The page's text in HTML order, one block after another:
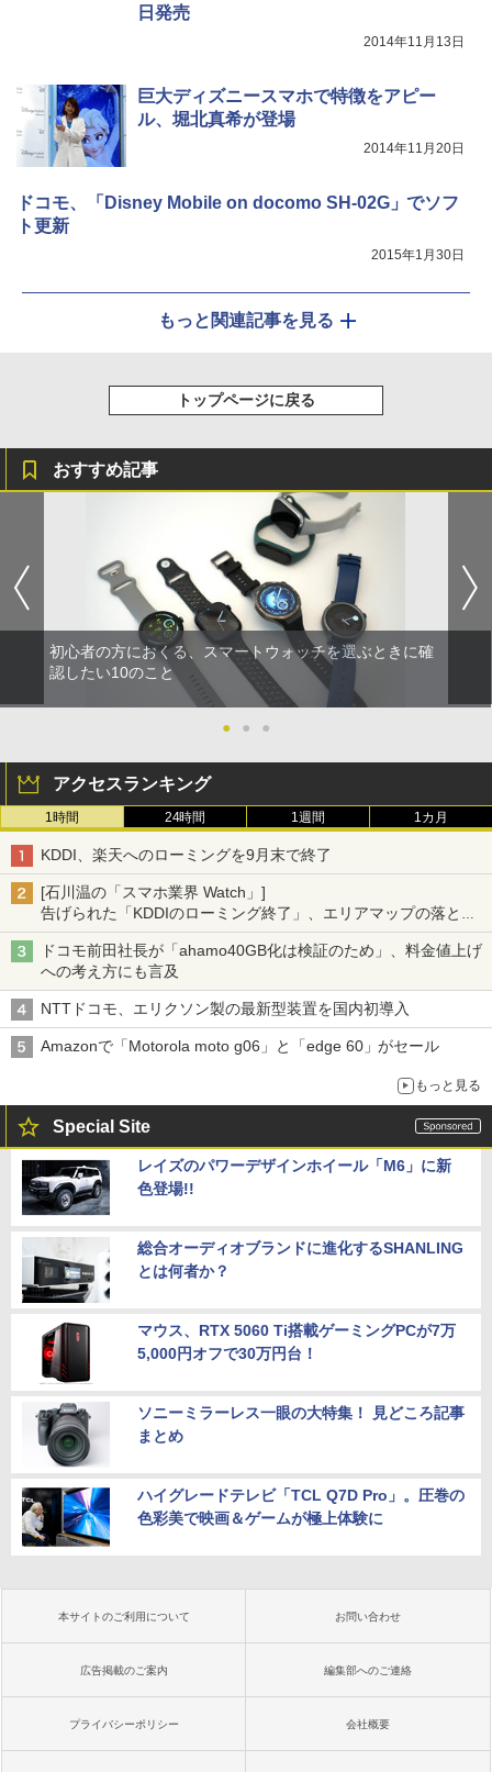
日発売
2014年11月13日
巨大ディズニースマホで特徴をアピー
ル、堀北真希が登場
2014年11月20日
ドコモ、「Disney Mobile on docomo SH-02G」でソフ
ト更新
2015年1月30日
もっと関連記事を見る
トップページに戻る
おすすめ記事
初心者の方におくる、スマートウォッチを選ぶときに確
認したい10のこと
● ● ●
アクセスランキング
1時間 24時間 1週間 1カ月
KDDI、楽天へのローミングを9月末で終了
[石川温の「スマホ業界 Watch」]
告げられた「KDDIのローミング終了」、エリアマップの落とし
穴と楽天モバイルの課題
ドコモ前田社長が「ahamo40GB化は検証のため」、料金値上げ
への考え方にも言及
NTTドコモ、エリクソン製の最新型装置を国内初導入
Amazonで「Motorola moto g06」と「edge 60」がセール
もっと見る
Special Site
レイズのパワーデザインホイール「M6」に新
色登場!!
総合オーディオブランドに進化するSHANLING
とは何者か？
マウス、RTX 5060 Ti搭載ゲーミングPCが7万
5,000円オフで30万円台！
ソニーミラーレス一眼の大特集！ 見どころ記事
まとめ
ハイグレードテレビ「TCL Q7D Pro」。圧巻の
色彩美で映画＆ゲームが極上体験に
本サイトのご利用について お問い合わせ
広告掲載のご案内 編集部へのご連絡
プライバシーポリシー 会社概要